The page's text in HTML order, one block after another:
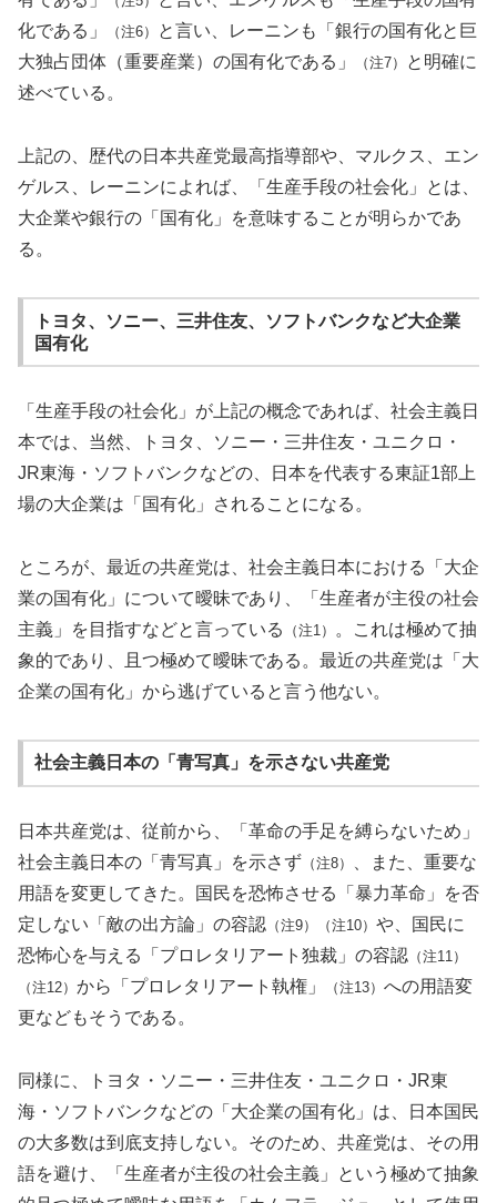
化である」
（注6）
と言い、レーニンも「銀行の国有化と巨
大独占団体（重要産業）の国有化である」
（注7）
と明確に
述べている。
上記の、歴代の日本共産党最高指導部や、マルクス、エン
ゲルス、レーニンによれば、「生産手段の社会化」とは、
大企業や銀行の「国有化」を意味することが明らかであ
る。
トヨタ、ソニー、三井住友、ソフトバンクなど大企業
国有化
「生産手段の社会化」が上記の概念であれば、社会主義日
本では、当然、トヨタ、ソニー・三井住友・ユニクロ・
JR東海・ソフトバンクなどの、日本を代表する東証1部上
場の大企業は「国有化」されることになる。
ところが、最近の共産党は、社会主義日本における「大企
業の国有化」について曖昧であり、「生産者が主役の社会
主義」を目指すなどと言っている
（注1）
。これは極めて抽
象的であり、且つ極めて曖昧である。最近の共産党は「大
企業の国有化」から逃げていると言う他ない。
社会主義日本の「青写真」を示さない共産党
日本共産党は、従前から、「革命の手足を縛らないため」
社会主義日本の「青写真」を示さず （注8）
、また、重要な
用語を変更してきた。国民を恐怖させる「暴力革命」を否
定しない「敵の出方論」の容認 （注9）（注10） や、国民に
恐怖心を与える「プロレタリアート独裁」の容認 （注11）
（注12） から「プロレタリアート執権」 （注13） への用語変
更などもそうである。
同様に、トヨタ・ソニー・三井住友・ユニクロ・JR東
海・ソフトバンクなどの「大企業の国有化」は、日本国民
の大多数は到底支持しない。そのため、共産党は、その用
語を避け、「生産者が主役の社会主義」という極めて抽象